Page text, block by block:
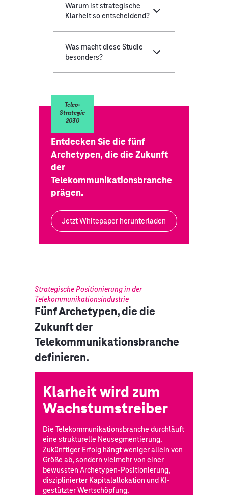
Warum ist strategische
Klarheit so entscheidend?
Was macht diese Studie
besonders?
Telco-
Strategie
2030
Entdecken Sie die fünf
Archetypen, die die Zukunft
der
Telekommunikationsbranche
prägen.
Jetzt Whitepaper herunterladen
Strategische Positionierung in der
Telekommunikationsindustrie
Fünf Archetypen, die die
Zukunft der
Telekommunikationsbranche
definieren.
Klarheit wird zum
Wachstumstreiber
Die Telekommunikationsbranche durchläuft
eine strukturelle Neusegmentierung.
Zukünftiger Erfolg hängt weniger allein von
Größe ab, sondern vielmehr von einer
bewussten Archetypen-Positionierung,
disziplinierter Kapitalallokation und KI-
gestützter Wertschöpfung.